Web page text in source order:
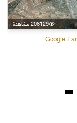
208129 مشاهدة